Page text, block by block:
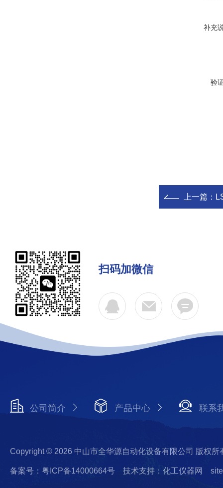
补充
验
上一篇：
扫码加微信
公司简介 产品中心 联系
Copyright © 2026 中山市全华源自动化设备有限公司 版权所
备案号：粤ICP备14000664号 技术支持：化工仪器网